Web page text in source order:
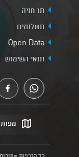
תו חניה
תשלומים
Open Data
תנאי השימוש
מפות GIS